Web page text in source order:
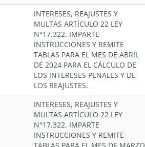
INTERESES, REAJUSTES Y
MULTAS ARTÍCULO 22 LEY
N°17.322. IMPARTE
INSTRUCCIONES Y REMITE
TABLAS PARA EL MES DE ABRIL
DE 2024 PARA EL CÁLCULO DE
LOS INTERESES PENALES Y DE
LOS REAJUSTES.
INTERESES, REAJUSTES Y
MULTAS ARTÍCULO 22 LEY
N°17.322. IMPARTE
INSTRUCCIONES Y REMITE